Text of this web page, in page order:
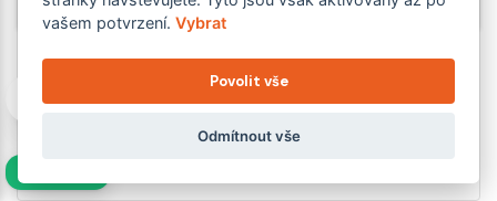
Korigovaný stoj na BOSU s pohyby horními
mechanismů zajišťující posturální stabilitu veztížených
vašem potvrzení.Vybrat
Povolit vše
Odmítnout vše